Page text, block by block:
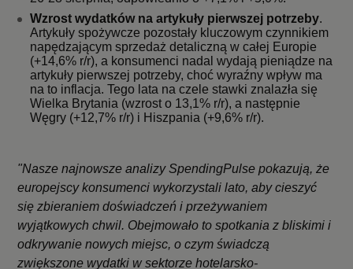
Wzrost wydatków na artykuły pierwszej potrzeby.
Artykuły spożywcze pozostały kluczowym czynnikiem
napędzającym sprzedaż detaliczną w całej Europie
(+14,6% r/r), a konsumenci nadal wydają pieniądze na
artykuły pierwszej potrzeby, choć wyraźny wpływ ma
na to inflacja. Tego lata na czele stawki znalazła się
Wielka Brytania (wzrost o 13,1% r/r), a następnie
Węgry (+12,7% r/r) i Hiszpania (+9,6% r/r).
"Nasze najnowsze analizy SpendingPulse pokazują, że
europejscy konsumenci wykorzystali lato, aby cieszyć
się zbieraniem doświadczeń i przeżywaniem
wyjątkowych chwil. Obejmowało to spotkania z bliskimi i
odkrywanie nowych miejsc, o czym świadczą
zwiększone wydatki w sektorze hotelarsko-